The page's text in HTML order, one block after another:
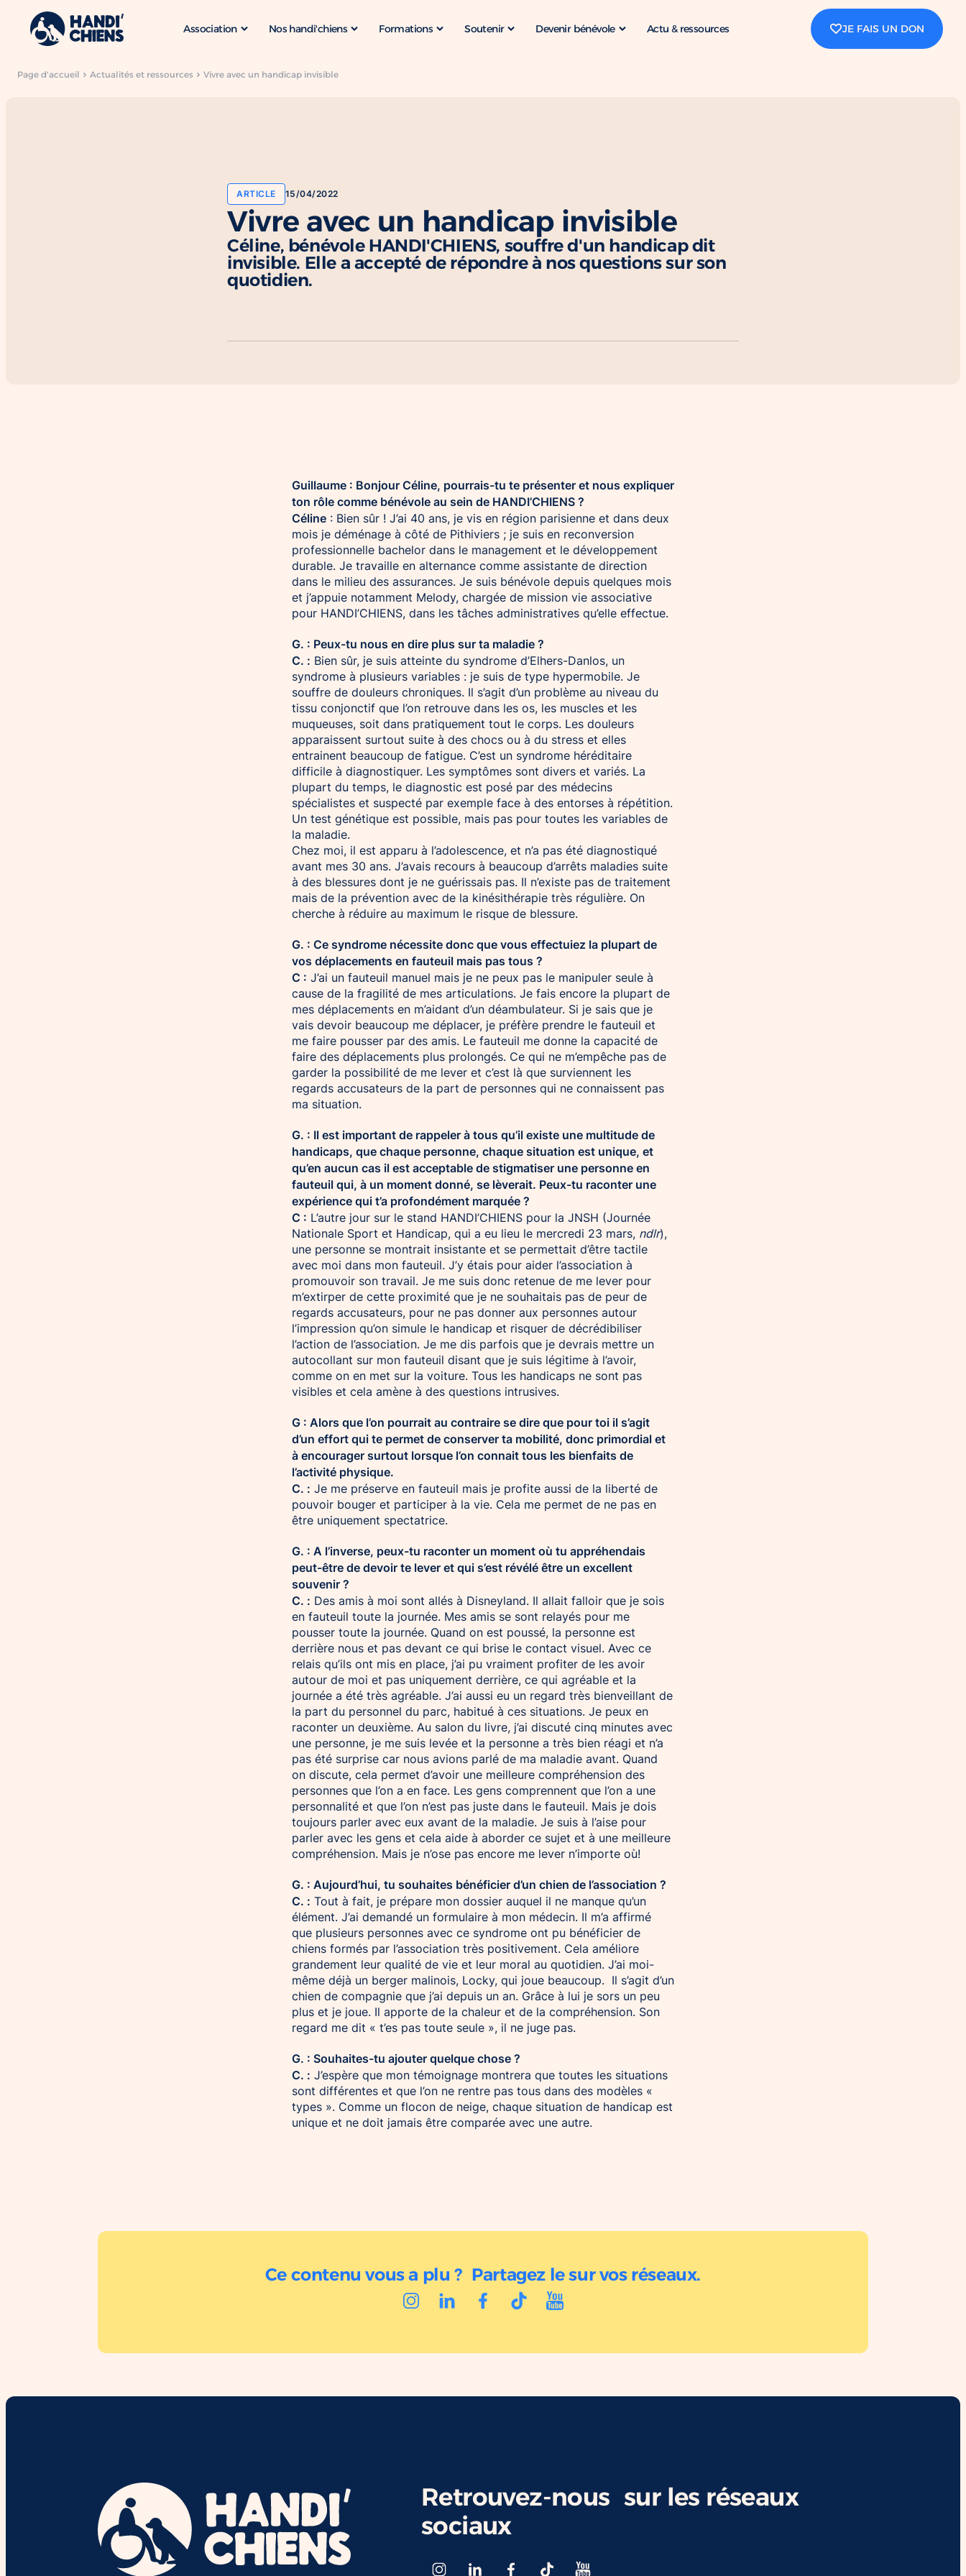
Association Nos handi'chiens Formations Soutenir Devenir bénévole Actu & ressources JE FAIS UN DON
Page d'accueil Actualités et ressources Vivre avec un handicap invisible
ARTICLE 15/04/2022
Vivre avec un handicap invisible
Céline, bénévole HANDI'CHIENS, souffre d'un handicap dit
invisible. Elle a accepté de répondre à nos questions sur son
quotidien.
Guillaume : Bonjour Céline, pourrais-tu te présenter et nous expliquer
ton rôle comme bénévole au sein de HANDI’CHIENS ?
Céline : Bien sûr ! J’ai 40 ans, je vis en région parisienne et dans deux
mois je déménage à côté de Pithiviers ; je suis en reconversion
professionnelle bachelor dans le management et le développement
durable. Je travaille en alternance comme assistante de direction
dans le milieu des assurances. Je suis bénévole depuis quelques mois
et j’appuie notamment Melody, chargée de mission vie associative
pour HANDI’CHIENS, dans les tâches administratives qu’elle effectue.
G. : Peux-tu nous en dire plus sur ta maladie ?
C. : Bien sûr, je suis atteinte du syndrome d’Elhers-Danlos, un
syndrome à plusieurs variables : je suis de type hypermobile. Je
souffre de douleurs chroniques. Il s’agit d’un problème au niveau du
tissu conjonctif que l’on retrouve dans les os, les muscles et les
muqueuses, soit dans pratiquement tout le corps. Les douleurs
apparaissent surtout suite à des chocs ou à du stress et elles
entrainent beaucoup de fatigue. C’est un syndrome héréditaire
difficile à diagnostiquer. Les symptômes sont divers et variés. La
plupart du temps, le diagnostic est posé par des médecins
spécialistes et suspecté par exemple face à des entorses à répétition.
Un test génétique est possible, mais pas pour toutes les variables de
la maladie.
Chez moi, il est apparu à l’adolescence, et n’a pas été diagnostiqué
avant mes 30 ans. J’avais recours à beaucoup d’arrêts maladies suite
à des blessures dont je ne guérissais pas. Il n’existe pas de traitement
mais de la prévention avec de la kinésithérapie très régulière. On
cherche à réduire au maximum le risque de blessure.
G. : Ce syndrome nécessite donc que vous effectuiez la plupart de
vos déplacements en fauteuil mais pas tous ?
C : J’ai un fauteuil manuel mais je ne peux pas le manipuler seule à
cause de la fragilité de mes articulations. Je fais encore la plupart de
mes déplacements en m’aidant d’un déambulateur. Si je sais que je
vais devoir beaucoup me déplacer, je préfère prendre le fauteuil et
me faire pousser par des amis. Le fauteuil me donne la capacité de
faire des déplacements plus prolongés. Ce qui ne m’empêche pas de
garder la possibilité de me lever et c’est là que surviennent les
regards accusateurs de la part de personnes qui ne connaissent pas
ma situation.
G. : Il est important de rappeler à tous qu’il existe une multitude de
handicaps, que chaque personne, chaque situation est unique, et
qu’en aucun cas il est acceptable de stigmatiser une personne en
fauteuil qui, à un moment donné, se lèverait. Peux-tu raconter une
expérience qui t’a profondément marquée ?
C : L’autre jour sur le stand HANDI’CHIENS pour la JNSH (Journée
Nationale Sport et Handicap, qui a eu lieu le mercredi 23 mars, ndlr),
une personne se montrait insistante et se permettait d’être tactile
avec moi dans mon fauteuil. J’y étais pour aider l’association à
promouvoir son travail. Je me suis donc retenue de me lever pour
m’extirper de cette proximité que je ne souhaitais pas de peur de
regards accusateurs, pour ne pas donner aux personnes autour
l’impression qu’on simule le handicap et risquer de décrédibiliser
l’action de l’association. Je me dis parfois que je devrais mettre un
autocollant sur mon fauteuil disant que je suis légitime à l’avoir,
comme on en met sur la voiture. Tous les handicaps ne sont pas
visibles et cela amène à des questions intrusives.
G : Alors que l’on pourrait au contraire se dire que pour toi il s’agit
d’un effort qui te permet de conserver ta mobilité, donc primordial et
à encourager surtout lorsque l’on connait tous les bienfaits de
l’activité physique.
C. : Je me préserve en fauteuil mais je profite aussi de la liberté de
pouvoir bouger et participer à la vie. Cela me permet de ne pas en
être uniquement spectatrice.
G. : A l’inverse, peux-tu raconter un moment où tu appréhendais
peut-être de devoir te lever et qui s’est révélé être un excellent
souvenir ?
C. : Des amis à moi sont allés à Disneyland. Il allait falloir que je sois
en fauteuil toute la journée. Mes amis se sont relayés pour me
pousser toute la journée. Quand on est poussé, la personne est
derrière nous et pas devant ce qui brise le contact visuel. Avec ce
relais qu’ils ont mis en place, j’ai pu vraiment profiter de les avoir
autour de moi et pas uniquement derrière, ce qui agréable et la
journée a été très agréable. J’ai aussi eu un regard très bienveillant de
la part du personnel du parc, habitué à ces situations. Je peux en
raconter un deuxième. Au salon du livre, j’ai discuté cinq minutes avec
une personne, je me suis levée et la personne a très bien réagi et n’a
pas été surprise car nous avions parlé de ma maladie avant. Quand
on discute, cela permet d’avoir une meilleure compréhension des
personnes que l’on a en face. Les gens comprennent que l’on a une
personnalité et que l’on n’est pas juste dans le fauteuil. Mais je dois
toujours parler avec eux avant de la maladie. Je suis à l’aise pour
parler avec les gens et cela aide à aborder ce sujet et à une meilleure
compréhension. Mais je n’ose pas encore me lever n’importe où!
G. : Aujourd’hui, tu souhaites bénéficier d’un chien de l’association ?
C. : Tout à fait, je prépare mon dossier auquel il ne manque qu’un
élément. J’ai demandé un formulaire à mon médecin. Il m’a affirmé
que plusieurs personnes avec ce syndrome ont pu bénéficier de
chiens formés par l’association très positivement. Cela améliore
grandement leur qualité de vie et leur moral au quotidien. J’ai moi-
même déjà un berger malinois, Locky, qui joue beaucoup. Il s’agit d’un
chien de compagnie que j’ai depuis un an. Grâce à lui je sors un peu
plus et je joue. Il apporte de la chaleur et de la compréhension. Son
regard me dit « t’es pas toute seule », il ne juge pas.
G. : Souhaites-tu ajouter quelque chose ?
C. : J’espère que mon témoignage montrera que toutes les situations
sont différentes et que l’on ne rentre pas tous dans des modèles «
types ». Comme un flocon de neige, chaque situation de handicap est
unique et ne doit jamais être comparée avec une autre.
Ce contenu vous a plu ? Partagez le sur vos réseaux.
Retrouvez-nous sur les réseaux
sociaux